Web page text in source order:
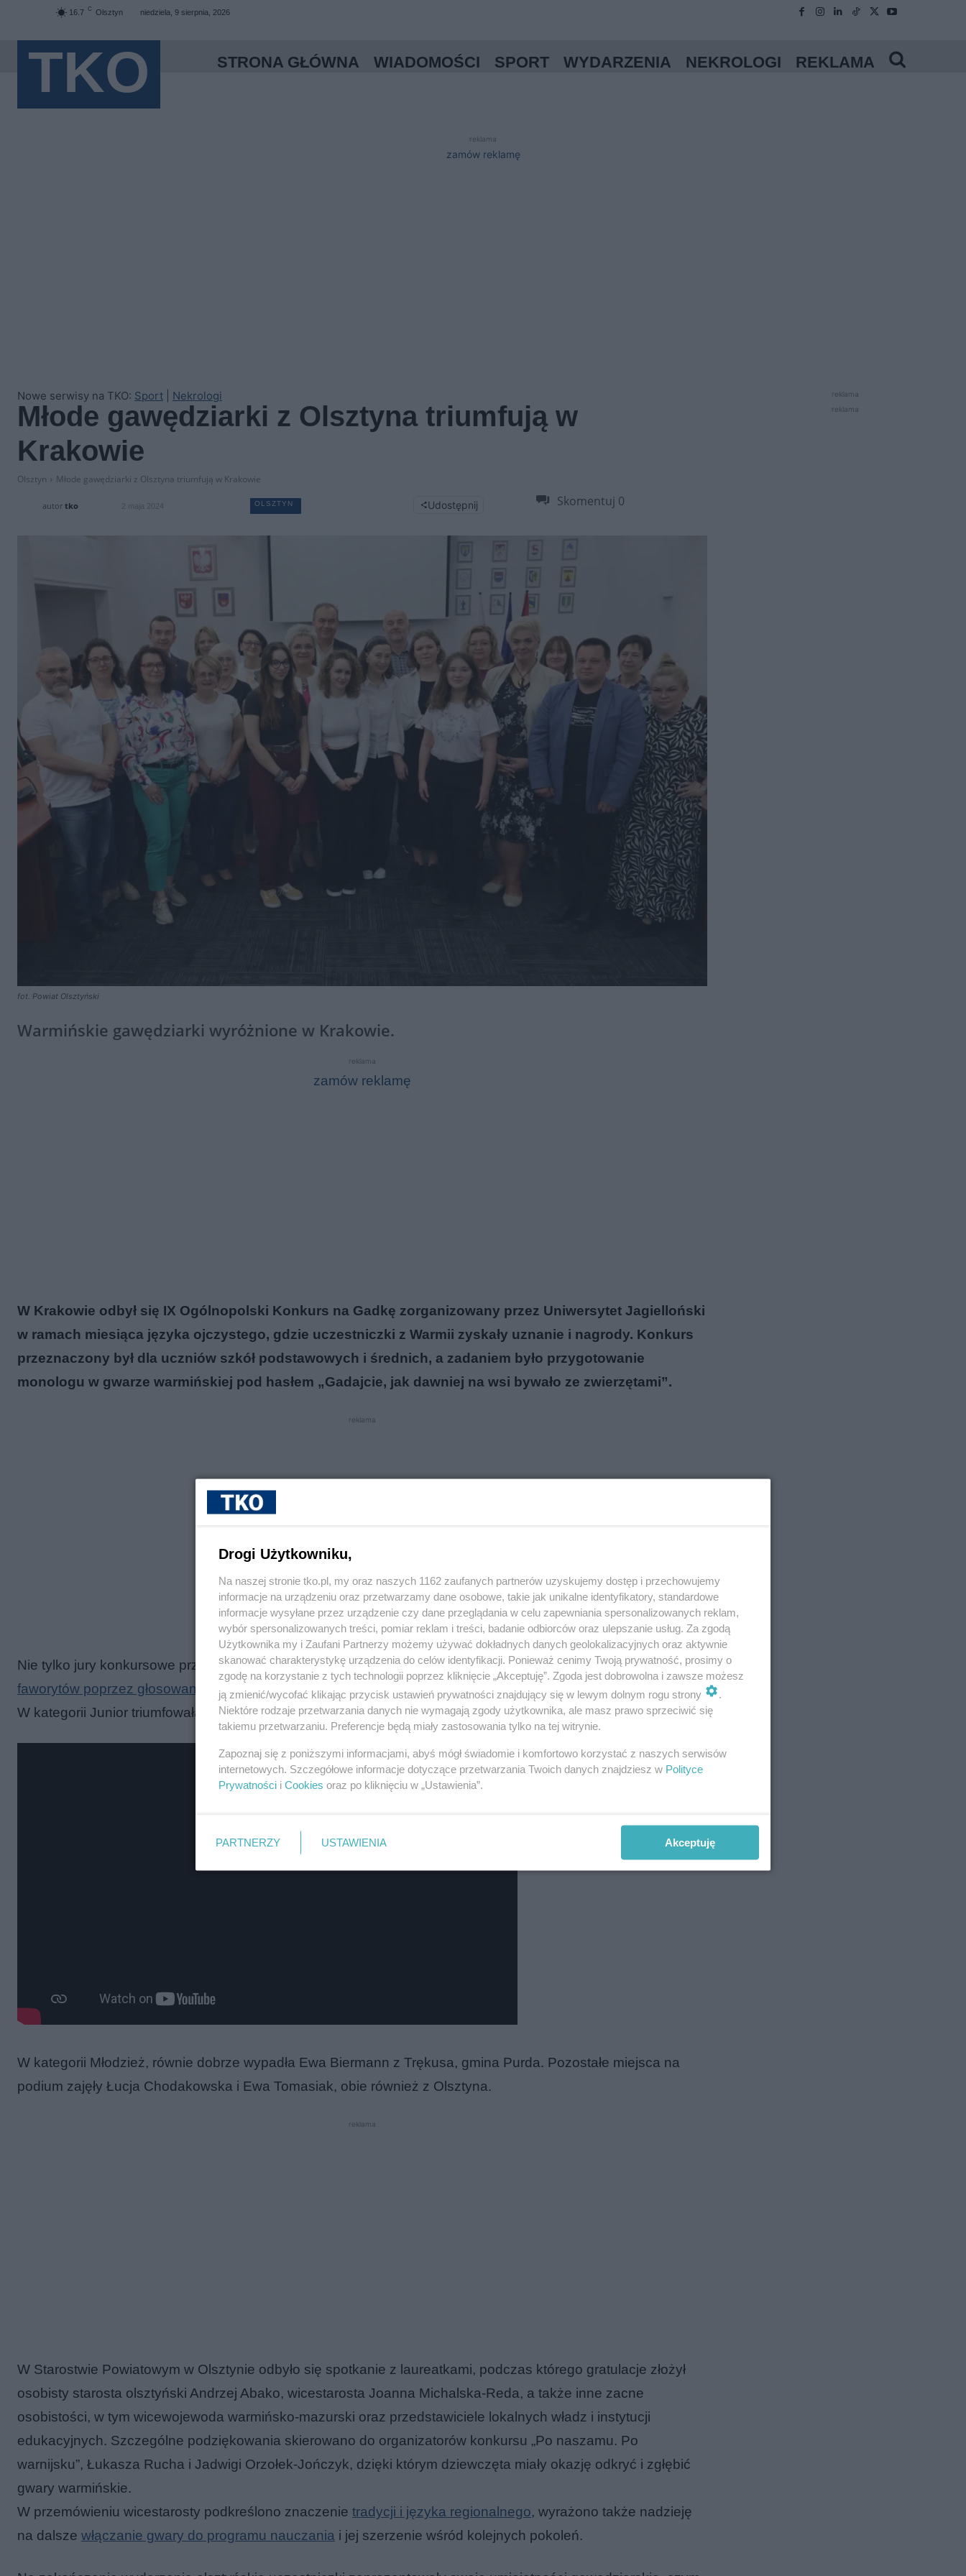
16.7 C Olsztyn niedziela, 9 sierpnia, 2026
TKO STRONA GŁÓWNA WIADOMOŚCI SPORT WYDARZENIA NEKROLOGI REKLAMA
reklama
zamów reklamę
Nowe serwisy na TKO: Sport Nekrologi
Młode gawędziarki z Olsztyna triumfują w
Krakowie
Olsztyn Młode gawędziarki z Olsztyna triumfują w Krakowie
autor tko 2 maja 2024 OLSZTYN Udostępnij Skomentuj 0
fot. Powiat Olsztyński
Warmińskie gawędziarki wyróżnione w Krakowie.
reklama
zamów reklamę
W Krakowie odbył się IX Ogólnopolski Konkurs na Gadkę zorganizowany przez Uniwersytet Jagielloński
w ramach miesiąca języka ojczystego, gdzie uczestniczki z Warmii zyskały uznanie i nagrody. Konkurs
przeznaczony był dla uczniów szkół podstawowych i średnich, a zadaniem było przygotowanie
monologu w gwarze warmińskiej pod hasłem „Gadajcie, jak dawniej na wsi bywało ze zwierzętami”.
reklama
Nie tylko jury konkursowe przyznało główne nagrody, ale również publiczność miała okazjęwybierać swoich
faworytów poprzez głosowanie w mediach społecznościowychUJ oraz na kanale Miesiąca Języka Ojczystego.
W kategorii Junior triumfowała Aleksandra Babecka z Olsztyna, która zdobyła także serca publiczności.
W kategorii Młodzież, równie dobrze wypadła Ewa Biermann z Trękusa, gmina Purda. Pozostałe miejsca na
podium zajęły Łucja Chodakowska i Ewa Tomasiak, obie również z Olsztyna.
reklama
W Starostwie Powiatowym w Olsztynie odbyło się spotkanie z laureatkami, podczas którego gratulacje złożył
osobisty starosta olsztyński Andrzej Abako, wicestarosta Joanna Michalska-Reda, a także inne zacne
osobistości, w tym wicewojewoda warmińsko-mazurski oraz przedstawiciele lokalnych władz i instytucji
edukacyjnych. Szczególne podziękowania skierowano do organizatorów konkursu „Po naszamu. Po
warnijsku”, Łukasza Rucha i Jadwigi Orzołek-Jończyk, dzięki którym dziewczęta miały okazję odkryć i zgłębić
gwary warmińskie.
W przemówieniu wicestarosty podkreślono znaczenie tradycji i języka regionalnego, wyrażono także nadzieję
na dalsze włączanie gwary do programu nauczania i jej szerzenie wśród kolejnych pokoleń.
reklama
reklama
Drogi Użytkowniku,
Na naszej stronie tko.pl, my oraz naszych 1162 zaufanych partnerów uzyskujemy dostęp i przechowujemy
informacje na urządzeniu oraz przetwarzamy dane osobowe, takie jak unikalne identyfikatory, standardowe
informacje wysyłane przez urządzenie czy dane przeglądania w celu zapewniania spersonalizowanych reklam,
wybór spersonalizowanych treści, pomiar reklam i treści, badanie odbiorców oraz ulepszanie usług. Za zgodą
Użytkownika my i Zaufani Partnerzy możemy używać dokładnych danych geolokalizacyjnych oraz aktywnie
skanować charakterystykę urządzenia do celów identyfikacji. Ponieważ cenimy Twoją prywatność, prosimy o
zgodę na korzystanie z tych technologii poprzez kliknięcie „Akceptuję”. Zgoda jest dobrowolna i zawsze możesz
ją zmienić/wycofać klikając przycisk ustawień prywatności znajdujący się w lewym dolnym rogu strony
.
Niektóre rodzaje przetwarzania danych nie wymagają zgody użytkownika, ale masz prawo sprzeciwić się
takiemu przetwarzaniu. Preferencje będą miały zastosowania tylko na tej witrynie.
Zapoznaj się z poniższymi informacjami, abyś mógł świadomie i komfortowo korzystać z naszych serwisów
internetowych. Szczegółowe informacje dotyczące przetwarzania Twoich danych znajdziesz w Polityce
Prywatności i Cookies oraz po kliknięciu w „Ustawienia”.
PARTNERZY USTAWIENIA Akceptuję